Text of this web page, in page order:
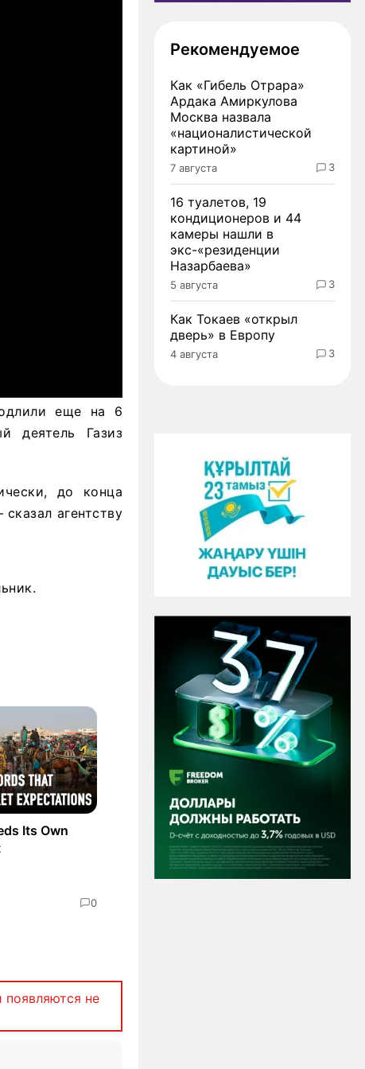
еще на 6
деятель Газиз
до конца
агентству
Its Own
0
не
Рекомендуемое
Как «Гибель Отрара»
Ардака Амиркулова
Москва назвала
«националистической
картиной»
7 августа 3
16 туалетов, 19
кондиционеров и 44
камеры нашли в
экс-«резиденции
Назарбаева»
5 августа 3
Как Токаев «открыл
дверь» в Европу
4 августа 3